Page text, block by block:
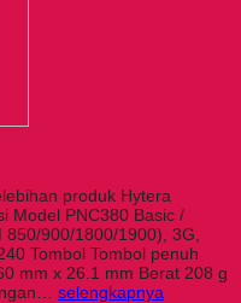
produk Hytera
Model PNC380 Basic /
900/1800/1900), 3G,
Tombol Tombol penuh
mm x 26.1 mm Berat 208 g
selengkapnya